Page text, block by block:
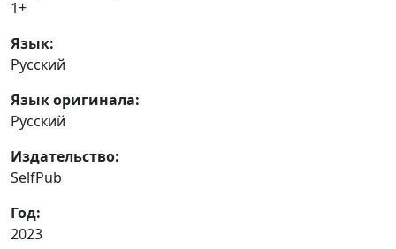
1+
Язык:
Русский
Язык оригинала:
Русский
Издательство:
SelfPub
Год:
2023